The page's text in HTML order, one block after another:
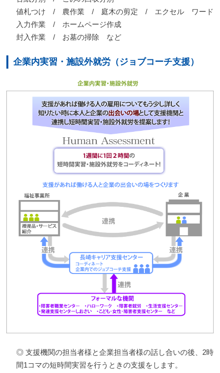
値札つけ / 農作業 / 庭木の剪定 / エクセル ワード
入力作業 / ホームページ作成
封入作業 / お墓の掃除 など
企業内実習・施設外就労（ジョブコーチ支援）
◎ 支援機関の担当者様と企業担当者様の話し合いの後、2時
間1コマの短時間実習を行うときの支援をします。